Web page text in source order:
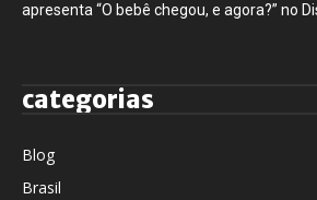
apresenta “O bebê chegou, e agora?” no
categorias
Blog
Brasil